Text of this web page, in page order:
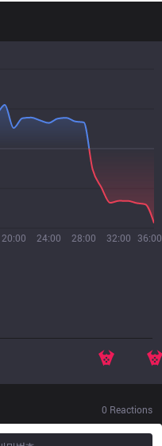
20:00 24:00 28:00 32:00 36:00
0 Reactions